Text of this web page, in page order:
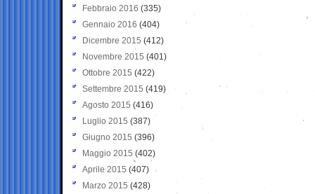
Febbraio 2016 (335)
Gennaio 2016 (404)
Dicembre 2015 (412)
Novembre 2015 (401)
Ottobre 2015 (422)
Settembre 2015 (419)
Agosto 2015 (416)
Luglio 2015 (387)
Giugno 2015 (396)
Maggio 2015 (402)
Aprile 2015 (407)
Marzo 2015 (428)